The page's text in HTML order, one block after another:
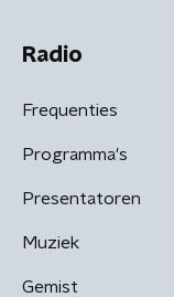
Radio
Frequenties
Programma's
Presentatoren
Muziek
Gemist